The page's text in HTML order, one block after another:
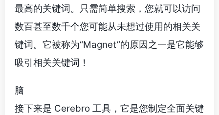
最高的关键词。只需简单搜索，您就可以访问
数百甚至数千个您可能从未想过使用的相关关
键词。它被称为“Magnet”的原因之一是它能够
吸引相关关键词！
脑
接下来是 Cerebro 工具，它是您制定全面关键